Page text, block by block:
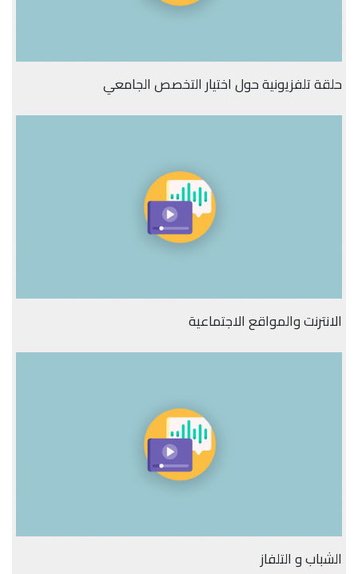
حلقة تلفزيونية حول اختيار التخصص الجامعي
الانترنت والمواقع الاجتماعية
الشباب و التلفاز